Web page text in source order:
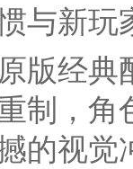
与新玩
版经典
制，
的视觉